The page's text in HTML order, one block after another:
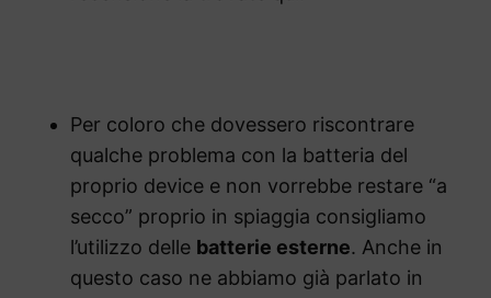
Per coloro che dovessero riscontrare
qualche problema con la batteria del
proprio device e non vorrebbe restare “a
secco” proprio in spiaggia consigliamo
l’utilizzo delle batterie esterne. Anche in
questo caso ne abbiamo già parlato in